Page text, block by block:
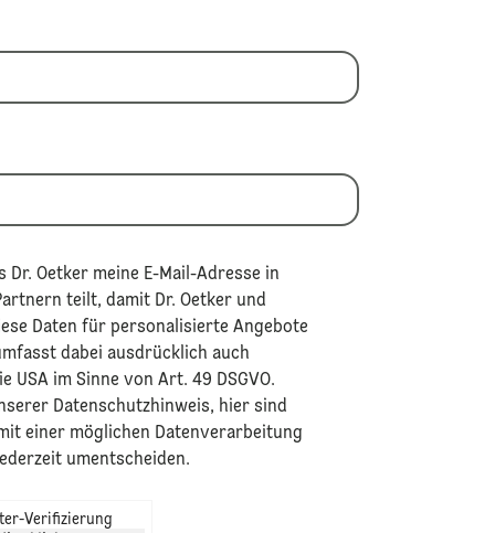
Oetker meine E-Mail-Adresse in
teilt, damit Dr. Oetker und
Daten für personalisierte Angebote
dabei ausdrücklich auch
im Sinne von Art. 49 DSGVO.​
Datenschutzhinweis, hier sind
einer möglichen Datenverarbeitung
umentscheiden.
Verifizierung